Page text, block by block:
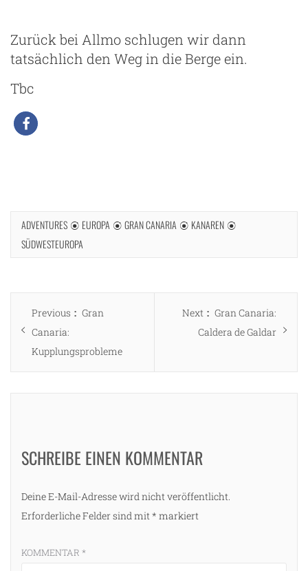
Zurück bei Allmo schlugen wir dann
tatsächlich den Weg in die Berge ein.
Tbc
ADVENTURES EUROPA GRAN CANARIA
KANAREN
SÜDWESTEUROPA
Beitragsnavigation
Previous
Previous
Gran
Canaria:
Kupplungsprobleme
Next
Next
post:
Gran Canaria:
Caldera de Galdar
SCHREIBE EINEN KOMMENTAR
Deine E-Mail-Adresse wird nicht veröffentlicht.
Erforderliche Felder sind mit * markiert
KOMMENTAR *